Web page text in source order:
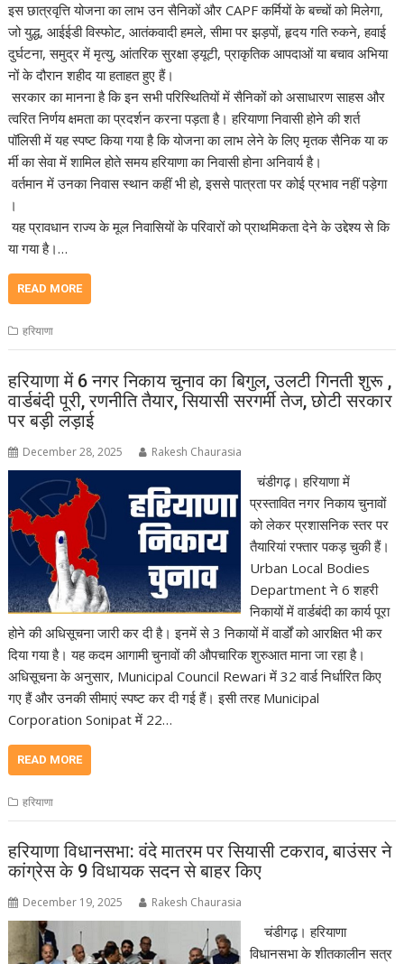
इस छात्रवृत्ति योजना का लाभ उन सैनिकों और CAPF कर्मियों के बच्चों को मिलेगा,
जो युद्ध, आईईडी विस्फोट, आतंकवादी हमले, सीमा पर झड़पों, हृदय गति रुकने, हवाई
दुर्घटना, समुद्र में मृत्यु, आंतरिक सुरक्षा ड्यूटी, प्राकृतिक आपदाओं या बचाव अभिया
नों के दौरान शहीद या हताहत हुए हैं।
सरकार का मानना है कि इन सभी परिस्थितियों में सैनिकों को असाधारण साहस और
त्वरित निर्णय क्षमता का प्रदर्शन करना पड़ता है। हरियाणा निवासी होने की शर्त
पॉलिसी में यह स्पष्ट किया गया है कि योजना का लाभ लेने के लिए मृतक सैनिक या क
र्मी का सेवा में शामिल होते समय हरियाणा का निवासी होना अनिवार्य है।
वर्तमान में उनका निवास स्थान कहीं भी हो, इससे पात्रता पर कोई प्रभाव नहीं पड़ेगा
।
यह प्रावधान राज्य के मूल निवासियों के परिवारों को प्राथमिकता देने के उद्देश्य से कि
या गया है।…
READ MORE
हरियाणा
हरियाणा में 6 नगर निकाय चुनाव का बिगुल, उलटी गिनती शुरू ,
वार्डबंदी पूरी, रणनीति तैयार, सियासी सरगर्मी तेज, छोटी सरकार
पर बड़ी लड़ाई
December 28, 2025 Rakesh Chaurasia
चंडीगढ़। हरियाणा में
प्रस्तावित नगर निकाय चुनावों
को लेकर प्रशासनिक स्तर पर
तैयारियां रफ्तार पकड़ चुकी हैं।
Urban Local Bodies
Department ने 6 शहरी
निकायों में वार्डबंदी का कार्य पूरा
होने की अधिसूचना जारी कर दी है। इनमें से 3 निकायों में वार्डों को आरक्षित भी कर
दिया गया है। यह कदम आगामी चुनावों की औपचारिक शुरुआत माना जा रहा है।
अधिसूचना के अनुसार, Municipal Council Rewari में 32 वार्ड निर्धारित किए
गए हैं और उनकी सीमाएं स्पष्ट कर दी गई हैं। इसी तरह Municipal
Corporation Sonipat में 22…
READ MORE
हरियाणा
हरियाणा विधानसभा: वंदे मातरम पर सियासी टकराव, बाउंसर ने
कांग्रेस के 9 विधायक सदन से बाहर किए
December 19, 2025 Rakesh Chaurasia
चंडीगढ़। हरियाणा
विधानसभा के शीतकालीन सत्र